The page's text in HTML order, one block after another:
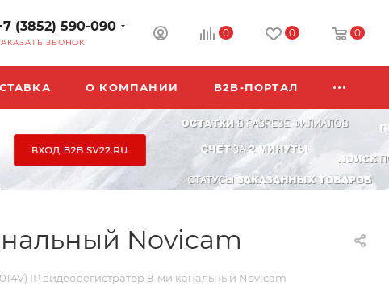
(3852) 590-090
ЗВОНОК
0 0 0
О КОМПАНИИ B2B-ПОРТАЛ
Novicam
IP видеорегистратор 8-ми канальный Novicam